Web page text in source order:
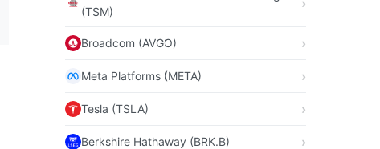
(TSM)
Broadcom (AVGO)
Meta Platforms (META)
Tesla (TSLA)
Berkshire Hathaway (BRK.B)